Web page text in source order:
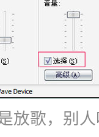
放歌，别